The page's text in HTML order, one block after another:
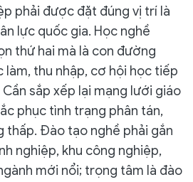
phải được đặt đúng vị trí là
lực quốc gia. Học nghề
thứ hai mà là con đường
thu nhập, cơ hội học tiếp
sắp xếp lại mạng lưới giáo
phục tình trạng phân tán,
thấp. Đào tạo nghề phải gắn
nghiệp, khu công nghiệp,
mới nổi; trọng tâm là đào